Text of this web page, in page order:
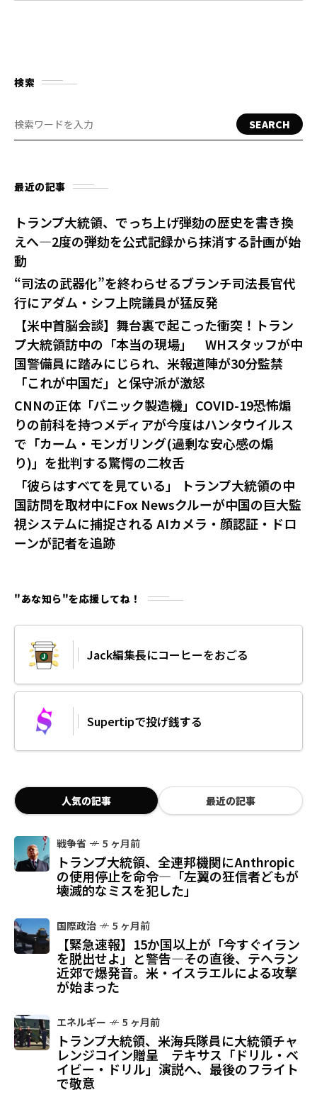
検索
SEARCH
最近の記事
トランプ大統領、でっち上げ弾劾の歴史を書き換
えへ—2度の弾劾を公式記録から抹消する計画が始
動
“司法の武器化”を終わらせるブランチ司法長官代
行にアダム・シフ上院議員が猛反発
【米中首脳会談】舞台裏で起こった衝突！トラン
プ大統領訪中の「本当の現場」 WHスタッフが中
国警備員に踏みにじられ、米報道陣が30分監禁
「これが中国だ」と保守派が激怒
CNNの正体「パニック製造機」COVID-19恐怖煽
りの前科を持つメディアが今度はハンタウイルス
で「カーム・モンガリング(過剰な安心感の煽
り)」を批判する驚愕の二枚舌
「彼らはすべてを見ている」 トランプ大統領の中
国訪問を取材中にFox Newsクルーが中国の巨大監
視システムに捕捉される AIカメラ・顔認証・ドロ
ーンが記者を追跡
"あな知ら"を応援してね！
Jack編集長にコーヒーをおごる
Supertipで投げ銭する
人気の記事 最近の記事
戦争省 5 ヶ月前
トランプ大統領、全連邦機関にAnthropic
の使用停止を命令—「左翼の狂信者どもが
壊滅的なミスを犯した」
国際政治 5 ヶ月前
【緊急速報】15か国以上が「今すぐイラン
を脱出せよ」と警告—その直後、テヘラン
近郊で爆発音。米・イスラエルによる攻撃
が始まった
エネルギー 5 ヶ月前
トランプ大統領、米海兵隊員に大統領チャ
レンジコイン贈呈 テキサス「ドリル・ベ
イビー・ドリル」演説へ、最後のフライト
で敬意